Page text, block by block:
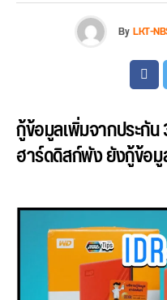
ByLKT-
กู้ข้อมูลเพิ่มจากประกัน
ฮาร์ดดิสก์พัง ยังกู้ข้อมู